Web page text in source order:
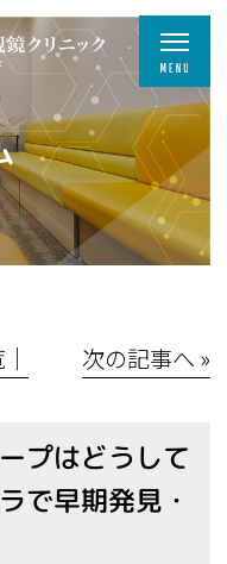
次の記事へ »
プはどうして
で早期発見・